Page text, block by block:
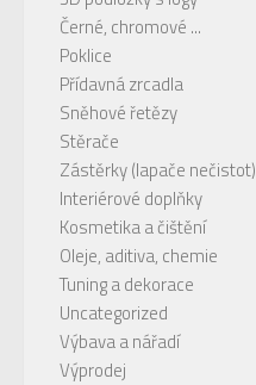
Černé, chromové ...
Poklice
Přídavná zrcadla
Sněhové řetězy
Stěrače
Zástěrky (lapače nečistot)
Interiérové doplňky
Kosmetika a čištění
Oleje, aditiva, chemie
Tuning a dekorace
Uncategorized
Výbava a nářadí
Výprodej